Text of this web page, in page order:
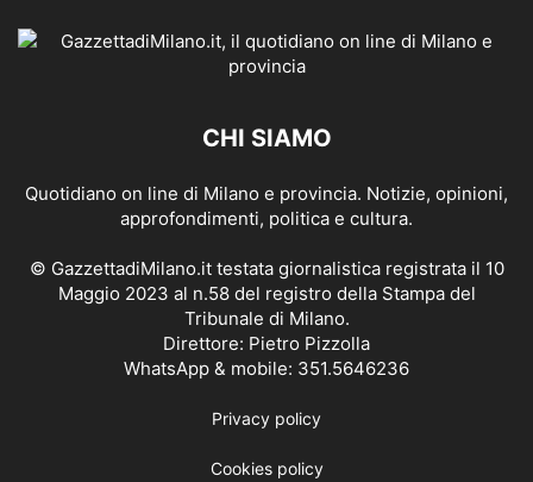
CHI SIAMO
Quotidiano on line di Milano e provincia. Notizie, opinioni,
approfondimenti, politica e cultura.
© GazzettadiMilano.it testata giornalistica registrata il 10
Maggio 2023 al n.58 del registro della Stampa del
Tribunale di Milano.
Direttore: Pietro Pizzolla
WhatsApp & mobile: 351.5646236
Privacy policy
Cookies policy